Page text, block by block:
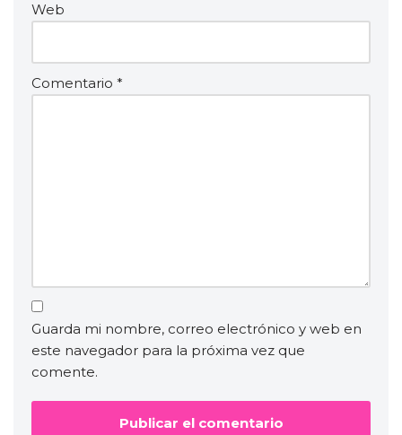
Web
Comentario *
Guarda mi nombre, correo electrónico y web en
este navegador para la próxima vez que
comente.